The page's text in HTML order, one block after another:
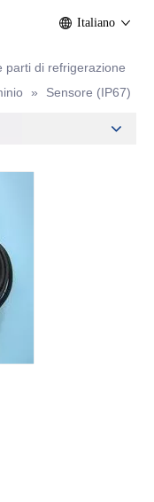
Italiano
parti di refrigerazione
» Sensore (IP67)